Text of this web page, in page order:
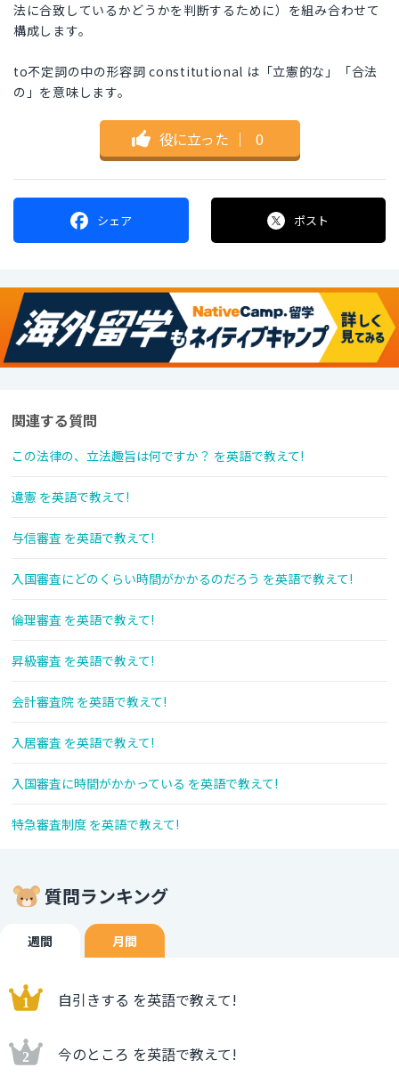
法に合致しているかどうかを判断するために）を組み合わせて
構成します。
to不定詞の中の形容詞 constitutional は「立憲的な」「合法
の」を意味します。
役に立った ｜ 0
シェア ポスト
関連する質問
この法律の、立法趣旨は何ですか？ を英語で教えて!
違憲 を英語で教えて!
与信審査 を英語で教えて!
入国審査にどのくらい時間がかかるのだろう を英語で教えて!
倫理審査 を英語で教えて!
昇級審査 を英語で教えて!
会計審査院 を英語で教えて!
入居審査 を英語で教えて!
入国審査に時間がかかっている を英語で教えて!
特急審査制度 を英語で教えて!
質問ランキング
週間 月間
自引きする を英語で教えて!
今のところ を英語で教えて!